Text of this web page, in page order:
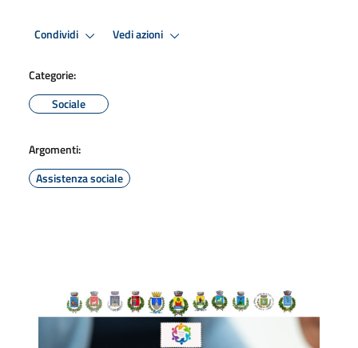
Condividi Vedi azioni
Categorie:
Sociale
Argomenti:
Assistenza sociale